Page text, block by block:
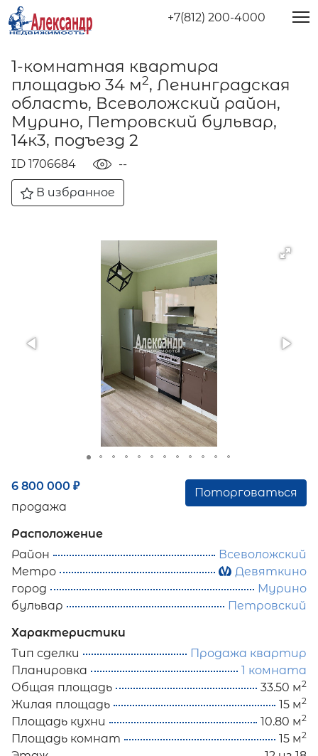
+7(812) 200-4000
1-комнатная квартира
площадью 34 м2, Ленинградская
область, Всеволожский район,
Мурино, Петровский бульвар,
14к3, подъезд 2
ID 1706684 --
В избранное
6 800 000 ₽
продажа
Поторговаться
Расположение
Район
Всеволожский
Метро
Девяткино
город
Мурино
бульвар
Петровский
Характеристики
Тип сделки
Продажа квартир
Планировка
1 комната
Общая площадь
33.50 м2
Жилая площадь 15 м2
Площадь кухни 10.80 м2
Площадь комнат 15 м2